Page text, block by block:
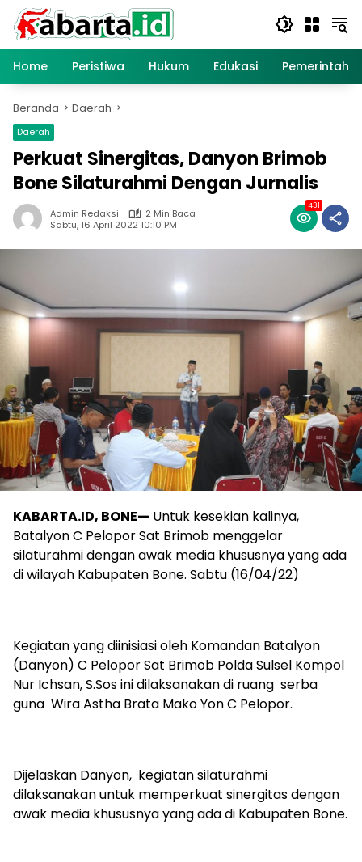
Langsung
konten
Home
Peristiwa Hukum Edukasi
Beranda Daerah
Daerah
Perkuat Sinergitas, Danyon Brimob
Bone Silaturahmi Dengan Jurnalis
Admin Redaksi
2 Min Baca
Sabtu, 16 April 2022 10:10 PM
431
KABARTA.ID, BONE— Untuk kesekian kalinya,
Batalyon C Pelopor Sat Brimob menggelar
silaturahmi dengan awak media khususnya yang ada
di wilayah Kabupaten Bone. Sabtu (16/04/22)
Kegiatan yang diinisiasi oleh Komandan Batalyon
(Danyon) C Pelopor Sat Brimob Polda Sulsel Kompol
Nur Ichsan, S.Sos ini dilaksanakan di ruang serba
guna Wira Astha Brata Mako Yon C Pelopor.
Dijelaskan Danyon, kegiatan silaturahmi
dilaksanakan untuk memperkuat sinergitas dengan
awak media khususnya yang ada di Kabupaten Bone.